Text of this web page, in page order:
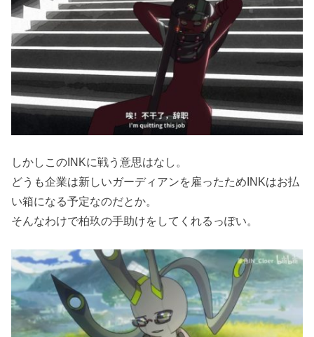
しかしこのINKに戦う意思はなし。
どうも企業は新しいガーディアンを雇ったためINKはお払
い箱になる予定なのだとか。
そんなわけで柏玖の手助けをしてくれるっぽい。